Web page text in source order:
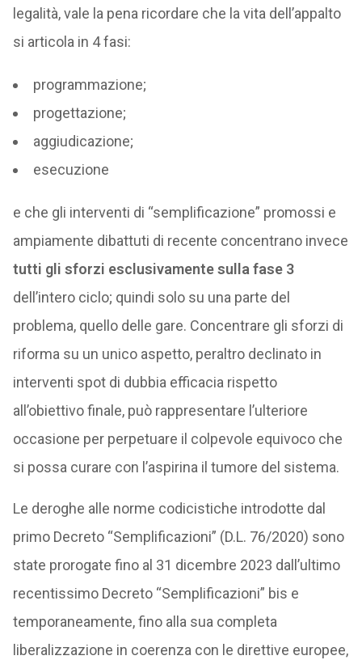
legalità, vale la pena ricordare che la vita dell’appalto
si articola in 4 fasi:
programmazione;
progettazione;
aggiudicazione;
esecuzione
e che gli interventi di “semplificazione” promossi e
ampiamente dibattuti di recente concentrano invece
tutti gli sforzi esclusivamente sulla fase 3
dell’intero ciclo; quindi solo su una parte del
problema, quello delle gare. Concentrare gli sforzi di
riforma su un unico aspetto, peraltro declinato in
interventi spot di dubbia efficacia rispetto
all’obiettivo finale, può rappresentare l’ulteriore
occasione per perpetuare il colpevole equivoco che
si possa curare con l’aspirina il tumore del sistema.
Le deroghe alle norme codicistiche introdotte dal
primo Decreto “Semplificazioni” (D.L. 76/2020) sono
state prorogate fino al 31 dicembre 2023 dall’ultimo
recentissimo Decreto “Semplificazioni” bis e
temporaneamente, fino alla sua completa
liberalizzazione in coerenza con le direttive europee,